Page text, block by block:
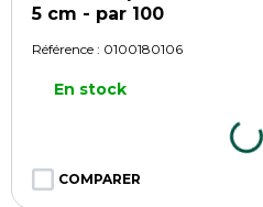
5 cm - par 100
Référence : 0100180106
En stock
COMPARER